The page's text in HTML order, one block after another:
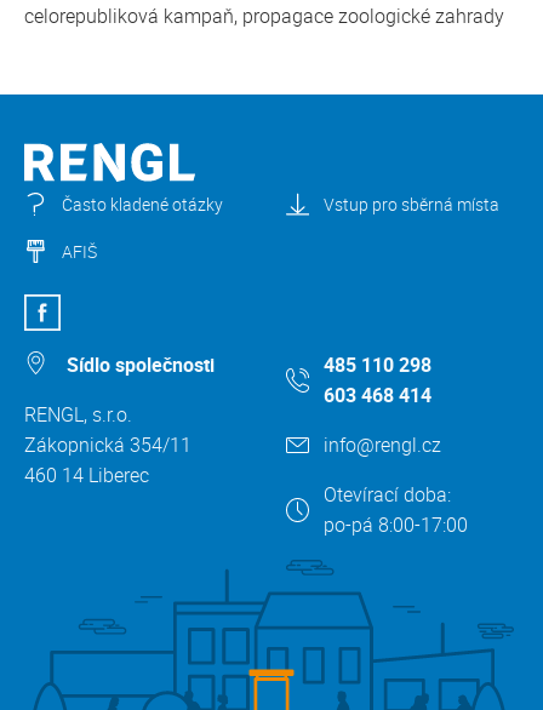
celorepubliková kampaň, propagace zoologické zahrady
Často kladené otázky Vstup pro sběrná místa
AFIŠ
Sídlo společnosti
RENGL, s.r.o.
Zákopnická 354/11
460 14 Liberec
485 110 298
603 468 414
info@rengl.cz
Otevírací doba:
po-pá 8:00-17:00